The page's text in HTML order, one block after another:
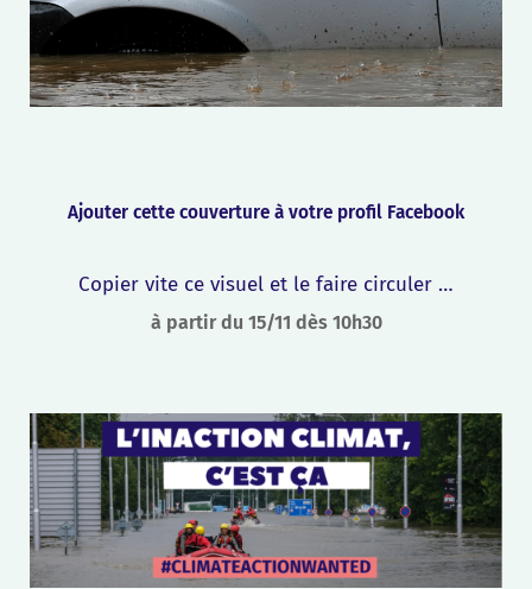
Ajouter cette couverture à votre profil Facebook
Copier vite ce visuel et le faire circuler …
à partir du 15/11 dès 10h30